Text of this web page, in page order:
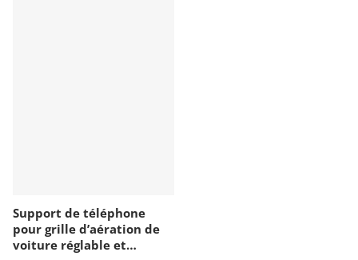
Support de téléphone
pour grille d’aération de
voiture réglable et